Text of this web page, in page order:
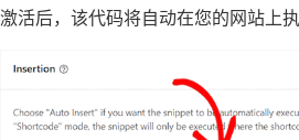
激活后，该代码将自动在您的网站上执